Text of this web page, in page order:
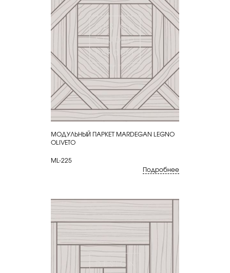
КУПИТЬ
МОДУЛЬНЫЙ ПАРКЕТ MARDEGAN LEGNO
OLIVETO
ML-225
Подробнее